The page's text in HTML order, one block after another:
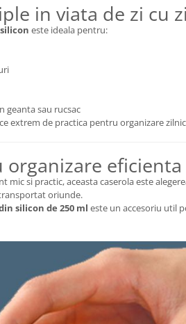
in viata de zi cu zi
este ideala pentru:
geanta sau rucsac
extrem de practica pentru organizare
eficienta
mic si practic, aceasta caserola este
oriunde.
silicon de 250 ml este un accesoriu util